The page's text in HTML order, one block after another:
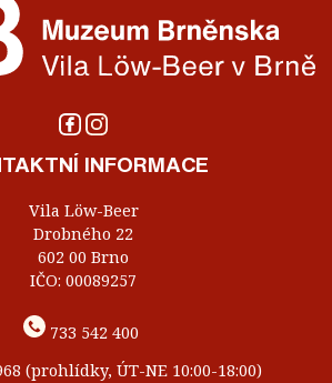
INFORMACE
Vila Löw-Beer
Drobného 22
602 00 Brno
IČO: 00089257
733 542 400
(prohlídky, ÚT-NE 10:00-18:00)